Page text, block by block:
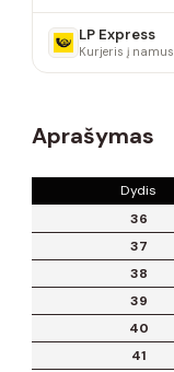
LP Express
Kurjeris į namus
Aprašymas
Dydis
36
37
38
39
40
41